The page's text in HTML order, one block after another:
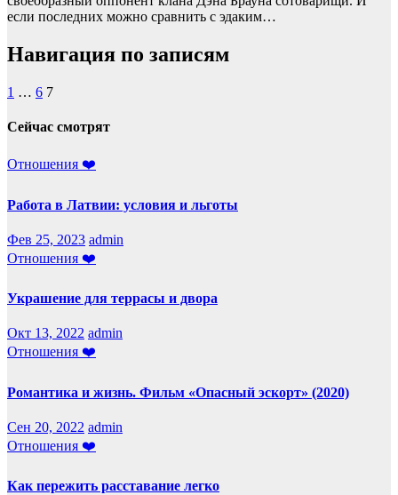
если последних можно сравнить с эдаким…
Навигация по записям
1 … 6 7
Сейчас смотрят
Отношения ❤️
Работа в Латвии: условия и льготы
Фев 25, 2023 admin
Отношения ❤️
Украшение для террасы и двора
Окт 13, 2022 admin
Отношения ❤️
Романтика и жизнь. Фильм «Опасный эскорт» (2020)
Сен 20, 2022 admin
Отношения ❤️
Как пережить расставание легко